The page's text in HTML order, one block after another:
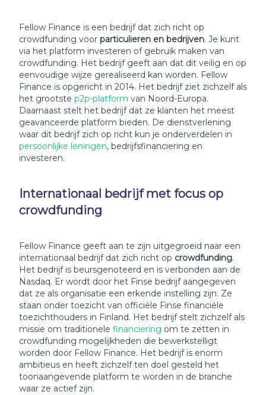
Fellow Finance is een bedrijf dat zich richt op
crowdfunding voor particulieren en bedrijven. Je kunt
via het platform investeren of gebruik maken van
crowdfunding. Het bedrijf geeft aan dat dit veilig en op
eenvoudige wijze gerealiseerd kan worden. Fellow
Finance is opgericht in 2014. Het bedrijf ziet zichzelf als
het grootste p2p-platform van Noord-Europa.
Daarnaast stelt het bedrijf dat ze klanten het meest
geavanceerde platform bieden. De dienstverlening
waar dit bedrijf zich op richt kun je onderverdelen in
persoonlijke leningen, bedrijfsfinanciering en
investeren.
Internationaal bedrijf met focus op
crowdfunding
Fellow Finance geeft aan te zijn uitgegroeid naar een
internationaal bedrijf dat zich richt op crowdfunding.
Het bedrijf is beursgenoteerd en is verbonden aan de
Nasdaq. Er wordt door het Finse bedrijf aangegeven
dat ze als organisatie een erkende instelling zijn. Ze
staan onder toezicht van officiële Finse financiële
toezichthouders in Finland. Het bedrijf stelt zichzelf als
missie om traditionele financiering om te zetten in
crowdfunding mogelijkheden die bewerkstelligt
worden door Fellow Finance. Het bedrijf is enorm
ambitieus en heeft zichzelf ten doel gesteld het
toonaangevende platform te worden in de branche
waar ze actief zijn.